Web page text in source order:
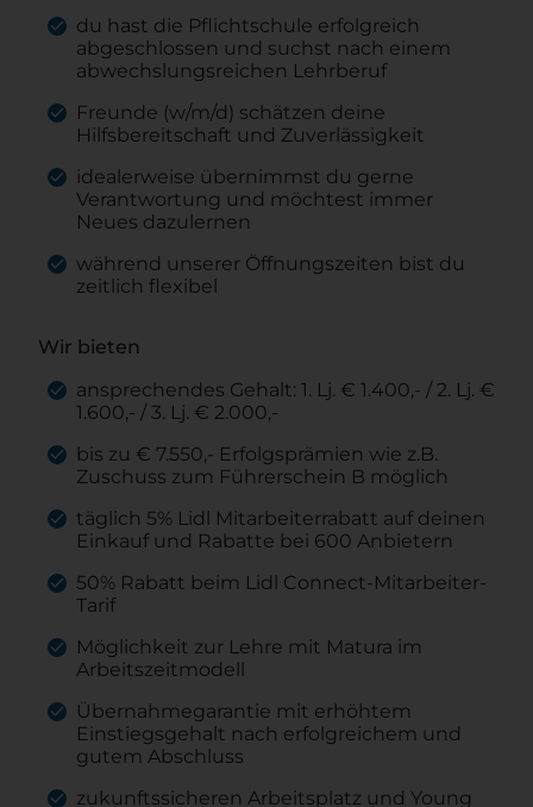
du hast die Pflichtschule erfolgreich
abgeschlossen und suchst nach einem
abwechslungsreichen Lehrberuf
Freunde (w/m/d) schätzen deine
Hilfsbereitschaft und Zuverlässigkeit
idealerweise übernimmst du gerne
Verantwortung und möchtest immer
Neues dazulernen
während unserer Öffnungszeiten bist du
zeitlich flexibel
Wir bieten
ansprechendes Gehalt: 1. Lj. € 1.400,- / 2. Lj. €
1.600,- / 3. Lj. € 2.000,-
bis zu € 7.550,- Erfolgsprämien wie z.B.
Zuschuss zum Führerschein B möglich
täglich 5% Lidl Mitarbeiterrabatt auf deinen
Einkauf und Rabatte bei 600 Anbietern
50% Rabatt beim Lidl Connect-Mitarbeiter-
Tarif
Möglichkeit zur Lehre mit Matura im
Arbeitszeitmodell
Übernahmegarantie mit erhöhtem
Einstiegsgehalt nach erfolgreichem und
gutem Abschluss
zukunftssicheren Arbeitsplatz und Young